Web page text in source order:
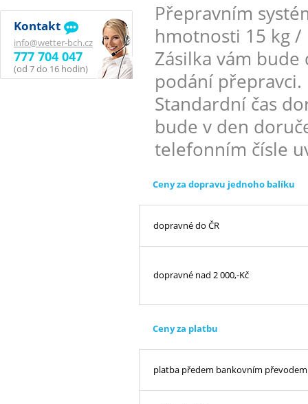
Kontakt
info@wetter-bch.cz
777 704 047
(od 7 do 16 hodin)
Přepravním
hmotnosti 15 kg /
Zásilka vám
podání přepravci.
Standardní čas
bude v den
telefonním čísle
Ceny za dopravu jednoho balíku
dopravné do ČR
dopravné nad 2 000,-Kč
Ceny za platbu
platba předem bankovním převodem